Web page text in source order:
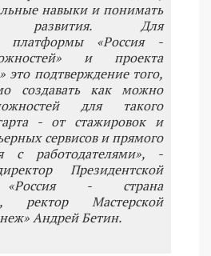
навыки и понимать
развития. Для
платформы «Россия -
и проекта
это подтверждение того,
создавать как можно
для такого
- от стажировок и
сервисов и прямого
с работодателями», -
Президентской
«Россия - страна
ректор Мастерской
Андрей Бетин.